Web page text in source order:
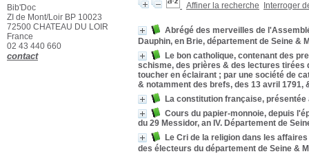
Affiner la recherche Interroger
Abrégé des merveilles de
Dauphin, en Brie, département de Seine &
Le bon catholique, contenant des
schisme, des prières & des lectures tirées
toucher en éclairant ; par une société de
& notamment des brefs, des 13 avril 1791,
La constitution française,
Cours du papier-monnoie, depuis
du 29 Messidor, an IV. Département de
Le Cri de la religion dans les
des électeurs du département de Seine &
Bib'Doc
ZI de Mont/Loir BP 10023
72500 CHATEAU DU LOIR
France
02 43 440 660
contact